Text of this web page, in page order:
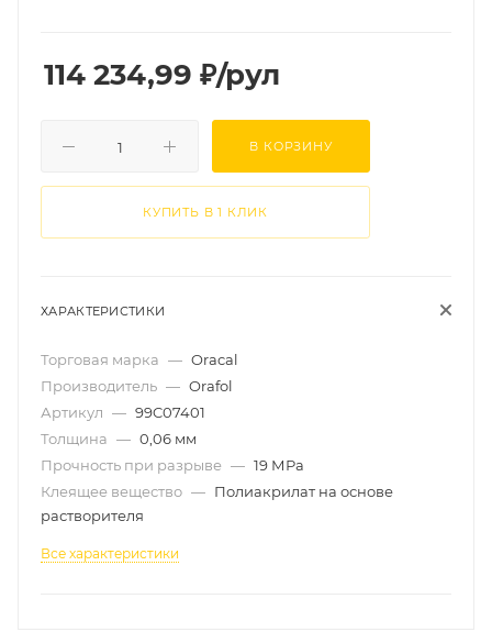
114 234,99 ₽/рул
В КОРЗИНУ
КУПИТЬ В 1 КЛИК
ХАРАКТЕРИСТИКИ
Торговая марка — Oracal
Производитель — Orafol
Артикул — 99C07401
Толщина — 0,06 мм
Прочность при разрыве — 19 МРа
Клеящее вещество — Полиакрилат на основе
растворителя
Все характеристики